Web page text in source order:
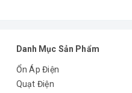
Danh Mục Sản Phẩm
Ổn Áp Điện
Quạt Điện